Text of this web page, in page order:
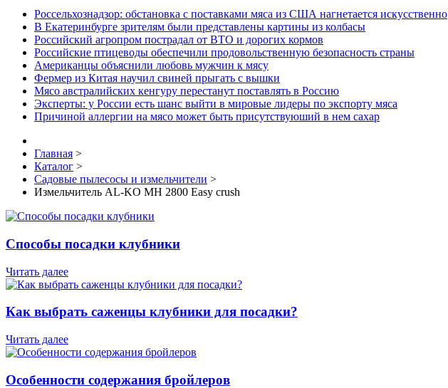
Россельхознадзор: обстановка с поставками мяса из США нагнетается искусственно
В Екатеринбурге зрителям были представлены картины из колбасы
Российский агропром пострадал от ВТО и дорогих кормов
Российские птицеводы обеспечили продовольственную безопасность страны
Американцы объяснили любовь мужчин к мясу
Фермер из Китая научил свиней прыгать с вышки
Мясо австралийских кенгуру перестанут поставлять в Россию
Эксперты: у России есть шанс выйти в мировые лидеры по экспорту мяса
Причиной аллергии на мясо может быть присутствуюший в нем сахар
Главная >
Каталог >
Садовые пылесосы и измельчители >
Измельчитель AL-KO MH 2800 Easy crush
Способы посадки клубники
Читать далее
Как выбрать саженцы клубники для посадки?
Читать далее
Особенности содержания бройлеров